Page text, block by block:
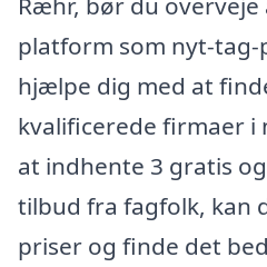
platform som nyt-tag-
hjælpe dig med at
kvalificerede firmaer
at indhente 3 gratis
tilbud fra fagfolk, kan
priser og finde det